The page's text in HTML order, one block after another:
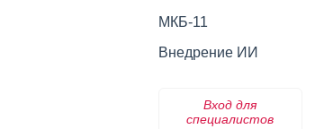
МКБ-11
Внедрение ИИ
Вход для
специалистов